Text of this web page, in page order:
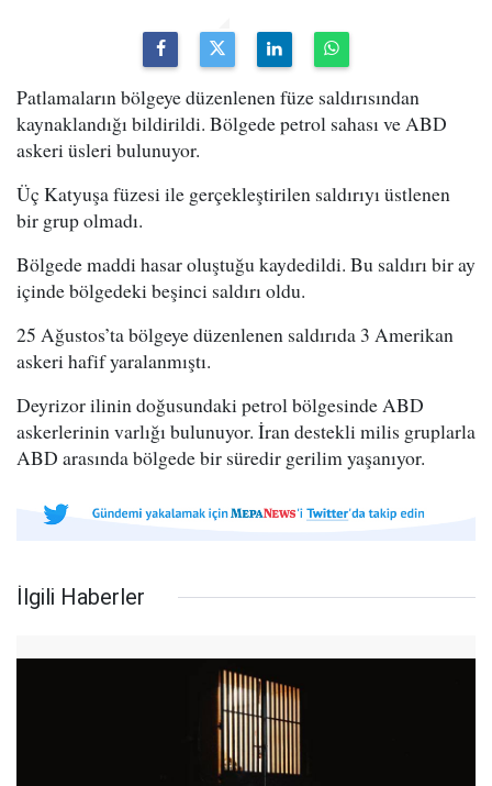
Patlamaların bölgeye düzenlenen füze saldırısından
kaynaklandığı bildirildi. Bölgede petrol sahası ve ABD
askeri üsleri bulunuyor.
Üç Katyuşa füzesi ile gerçekleştirilen saldırıyı üstlenen
bir grup olmadı.
Bölgede maddi hasar oluştuğu kaydedildi. Bu saldırı bir ay
içinde bölgedeki beşinci saldırı oldu.
25 Ağustos’ta bölgeye düzenlenen saldırıda 3 Amerikan
askeri hafif yaralanmıştı.
Deyrizor ilinin doğusundaki petrol bölgesinde ABD
askerlerinin varlığı bulunuyor. İran destekli milis gruplarla
ABD arasında bölgede bir süredir gerilim yaşanıyor.
İlgili Haberler